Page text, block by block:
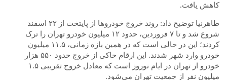
کاهش یافت.
طاهرنیا توضیح داد: روند خروج خودروها از پایتخت از ۲۲ اسفند
شروع شد و تا ۷ فروردین، حدود ۱۲ میلیون خودرو تهران را ترک
کردند؛ این در حالی است که در همین بازه زمانی، ۱۱.۵ میلیون
خودرو وارد شهر شدند. این ارقام حاکی از خروج حدود ۵۵۰ هزار
خودرو از تهران در ایام نوروز است که معادل خروج تقریبی ۱.۵
میلیون نفر از جمعیت تهران می‌شود.